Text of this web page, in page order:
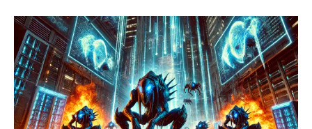
DDoS僵尸网络和安装PwnRig挖矿程序。根据样本中的函
数名称将其命名为“k4spreader”，进一步分析了VT的和蜜
罐的数据后，发现k4spreader尚处于开发阶段，但已经出
现3个变种，因此在这做一个简单介绍。 “8220“团伙：又
被称为“Water Sigbin”，是一个来自中国的、自2017年以
来持续活跃的挖矿团伙，2017年11月，使用当时还是0day
状态的Weblogic反序列化漏洞（CVE-2017-10271）入侵